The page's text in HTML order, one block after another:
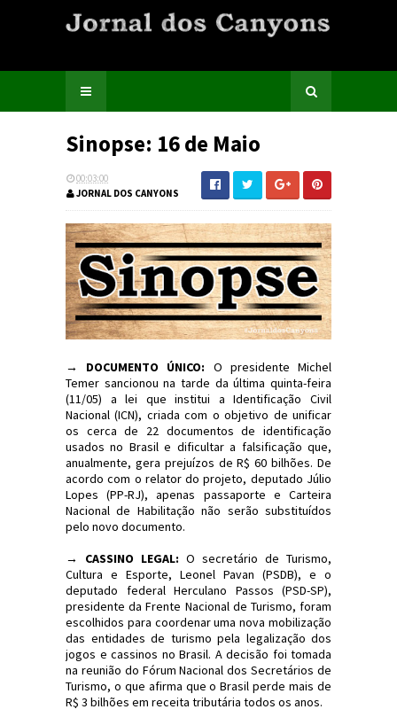
Sinopse: 16 de Maio
00:03:00
JORNAL DOS CANYONS
→ DOCUMENTO ÚNICO: O presidente Michel
Temer sancionou na tarde da última quinta-feira
(11/05) a lei que institui a Identificação Civil
Nacional (ICN), criada com o objetivo de unificar
os cerca de 22 documentos de identificação
usados no Brasil e dificultar a falsificação que,
anualmente, gera prejuízos de R$ 60 bilhões. De
acordo com o relator do projeto, deputado Júlio
Lopes (PP-RJ), apenas passaporte e Carteira
Nacional de Habilitação não serão substituídos
pelo novo documento.
→ CASSINO LEGAL: O secretário de Turismo,
Cultura e Esporte, Leonel Pavan (PSDB), e o
deputado federal Herculano Passos (PSD-SP),
presidente da Frente Nacional de Turismo, foram
escolhidos para coordenar uma nova mobilização
das entidades de turismo pela legalização dos
jogos e cassinos no Brasil. A decisão foi tomada
na reunião do Fórum Nacional dos Secretários de
Turismo, o que afirma que o Brasil perde mais de
R$ 3 bilhões em receita tributária todos os anos.